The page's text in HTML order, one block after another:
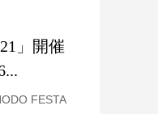
」開催
FESTA